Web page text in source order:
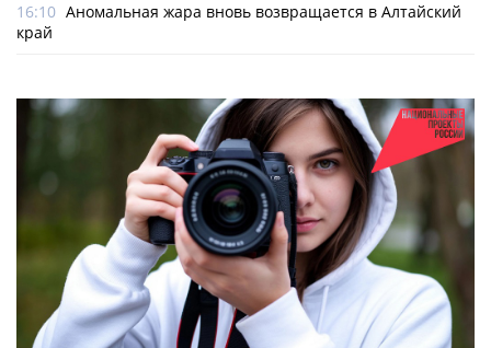
16:10 Аномальная жара вновь возвращается в Алтайский
край